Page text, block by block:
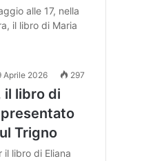
alle 17, nella
il libro di Maria
Aprile 2026 297
il libro di
presentato
Trigno
libro di Eliana